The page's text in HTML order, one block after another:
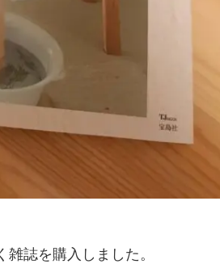
誌を購入しました。